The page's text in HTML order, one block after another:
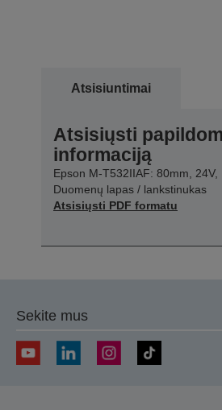
Atsisiuntimai
Atsisiųsti
informaciją
Epson M-T532IIAF: 80mm, 24V,
Duomenų lapas / lankstinukas
Atsisiųsti PDF formatu
Sekite mus